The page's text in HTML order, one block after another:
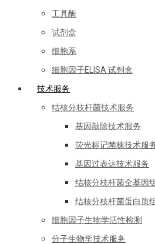
工具酶
试剂盒
细胞系
细胞因子ELISA 试剂盒
技术服务
结核分枝杆菌技术服务
基因敲除技术服务
荧光标记菌株技术服
基因过表达技术服务
结核分枝杆菌全基因
结核分枝杆菌蛋白质
细胞因子生物学活性检测
分子生物学技术服务